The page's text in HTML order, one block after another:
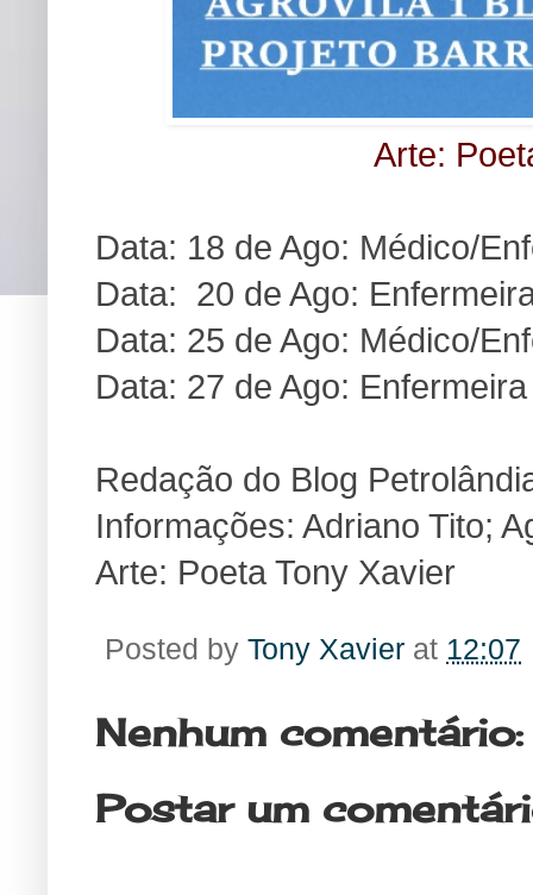
Arte:
Data: 18 de Ago: Médico/
Data: 20 de Ago:
Data: 25 de Ago: Médico/
Data: 27 de Ago: Enfermeira
Redação do Blog
Informações: Adriano Tito;
Arte: Poeta Tony Xavier
Posted by Tony Xavier at 12:07
Nenhum comentário:
Postar um